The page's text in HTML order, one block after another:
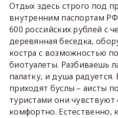
Отдых здесь строго под
внутренним паспортам
600 российских рублей с
деревянная беседка,
костра с возможностью
биотуалеты. Разбиваешь
палатку, и душа
приходят буслы – аисты
туристами они чувствуют
комфортно. Естественно,